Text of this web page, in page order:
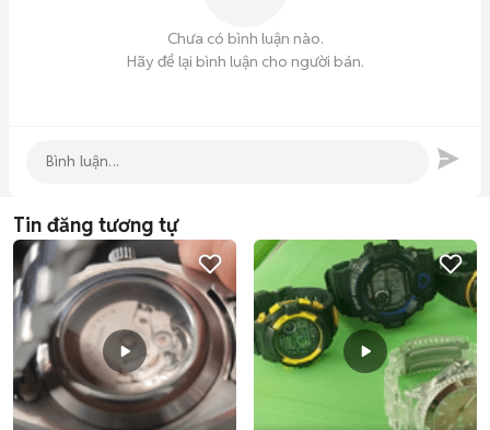
Chưa có bình luận nào.
Hãy để lại bình luận cho người bán.
Tin đăng tương tự